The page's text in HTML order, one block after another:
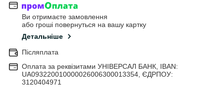
Ви отримаєте замовлення
або гроші повернуться на вашу картку
Детальніше
Післяплата
Оплата за реквізитами УНІВЕРСАЛ БАНК, IBAN:
UA093220010000026006300013354, ЄДРПОУ:
3120404971